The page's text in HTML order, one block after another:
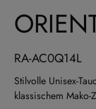
RA-AC0Q14L
Stilvolle Unisex-
klassischem Mako-